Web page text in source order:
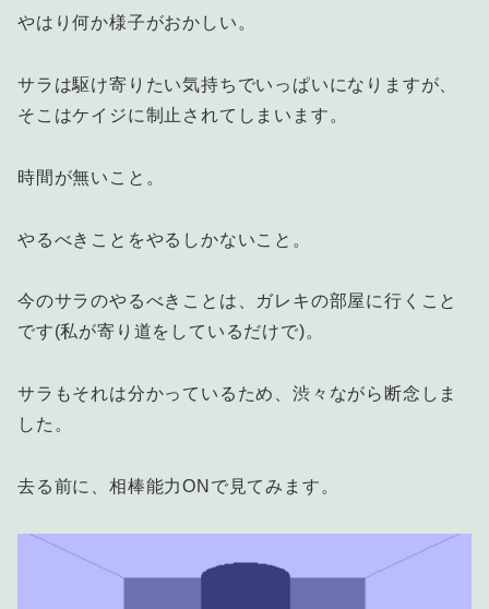
やはり何か様子がおかしい。
サラは駆け寄りたい気持ちでいっぱいになりますが、
そこはケイジに制止されてしまいます。
時間が無いこと。
やるべきことをやるしかないこと。
今のサラのやるべきことは、ガレキの部屋に行くこと
です(私が寄り道をしているだけで)。
サラもそれは分かっているため、渋々ながら断念しま
した。
去る前に、相棒能力ONで見てみます。